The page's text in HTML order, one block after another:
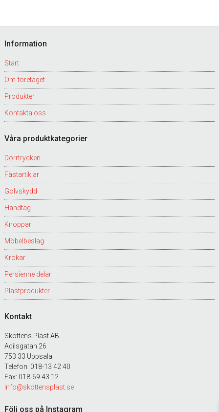
Footer
Information
Start
Om företaget
Produkter
Kontakta oss
Våra produktkategorier
Dörrtrycken
Fästartiklar
Golvskydd
Handtag
Knoppar
Möbelbeslag
Krokar
Persienne delar
Plastprodukter
Kontakt
Skottens Plast AB
Adilsgatan 26
753 33 Uppsala
Telefon: 018-13 42 40
Fax: 018-69 43 12
info@skottensplast.se
Följ oss på Instagram